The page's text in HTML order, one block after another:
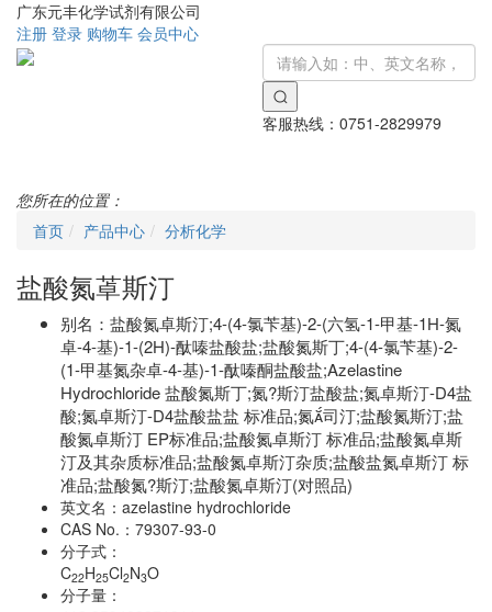
广东元丰化学试剂有限公司
注册 登录 购物车 会员中心
客服热线： 0751-2829979
您所在的位置：
首页
产品中心 分析化学
盐酸氮䓬斯汀
别名： 盐酸氮卓斯汀;4-(4-氯苄基)-2-(六氢-1-甲基-1H-氮
卓-4-基)-1-(2H)-酞嗪盐酸盐;盐酸氮斯丁;4-(4-氯苄基)-2-
(1-甲基氮杂卓-4-基)-1-酞嗪酮盐酸盐;Azelastine
Hydrochloride 盐酸氮斯丁;氮?斯汀盐酸盐;氮卓斯汀-D4盐
酸;氮卓斯汀-D4盐酸盐盐 标准品;氮司汀;盐酸氮斯汀;盐
酸氮卓斯汀 EP标准品;盐酸氮卓斯汀 标准品;盐酸氮卓斯
汀及其杂质标准品;盐酸氮卓斯汀杂质;盐酸盐氮卓斯汀 标
准品;盐酸氮?斯汀;盐酸氮卓斯汀(对照品)
英文名： azelastine hydrochloride
CAS No.： 79307-93-0
分子式：
C22H25Cl2N3O
分子量：